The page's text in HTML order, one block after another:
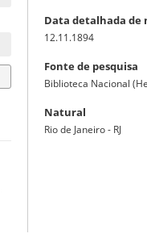
Data detalhada de
12.11.1894
Fonte de pesquisa
Biblioteca Nacional
Natural
Rio de Janeiro - RJ